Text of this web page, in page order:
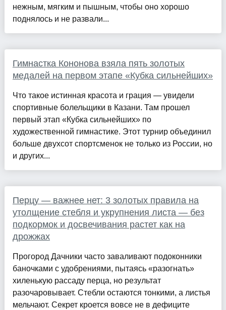
нежным, мягким и пышным, чтобы оно хорошо
поднялось и не развали...
Гимнастка Кононова взяла пять золотых
медалей на первом этапе «Кубка сильнейших»
Что такое истинная красота и грация — увидели
спортивные болельщики в Казани. Там прошел
первый этап «Кубка сильнейших» по
художественной гимнастике. Этот турнир объединил
больше двухсот спортсменок не только из России, но
и других...
Перцу — важнее нет: 3 золотых правила на
утолщение стебля и укрупнения листа — без
подкормок и досвечивания растет как на
дрожжах
Прогород Дачники часто заваливают подоконники
баночками с удобрениями, пытаясь «разогнать»
хиленькую рассаду перца, но результат
разочаровывает. Стебли остаются тонкими, а листья
мельчают. Секрет кроется вовсе не в дефиците